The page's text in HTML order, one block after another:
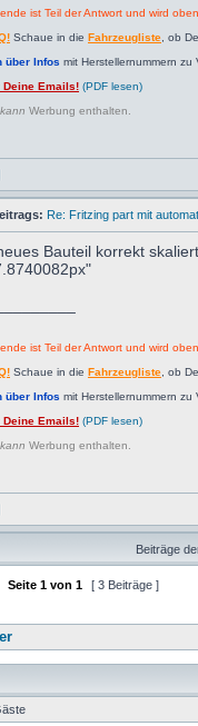
ist Teil der Antwort und wird
Schaue in die Fahrzeugliste , ob
über Infos mit Herstellernummern
Deine Emails! (PDF lesen)
kann Werbung enthalten.
Re: Fritzing part mit
Bauteil korrekt
ist Teil der Antwort und wird
Schaue in die Fahrzeugliste , ob
über Infos mit Herstellernummern
Deine Emails! (PDF lesen)
kann Werbung enthalten.
Beiträge
Seite 1 von 1 [ 3 Beiträge ]